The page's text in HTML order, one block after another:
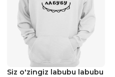
Siz o'zingiz labubu labubu